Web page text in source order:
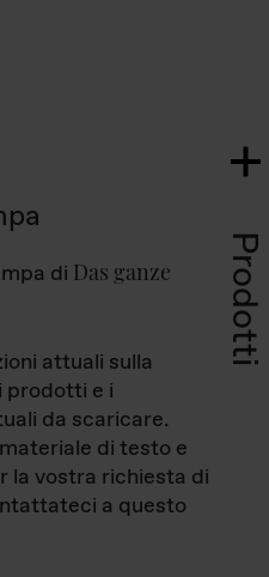
Prodotti
di Das ganze
attuali sulla
prodotti e i
da scaricare.
di testo e
la vostra richiesta di
a questo